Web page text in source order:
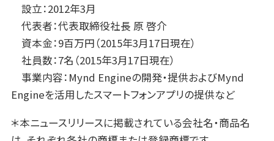
設立：2012年3月
代表者：代表取締役社長 原 啓介
資本金：9百万円（2015年3月17日現在）
社員数：7名（2015年3月17日現在）
事業内容：Mynd Engineの開発・提供およびMynd
Engineを活用したスマートフォンアプリの提供など
＊本ニュースリリースに掲載されている会社名・商品名